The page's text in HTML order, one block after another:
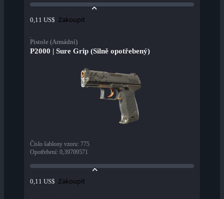
0,11 US$ Zakoupit
Pistole (Armádní)
P2000 | Sure Grip (Silně opotřebený)
Číslo šablony vzoru: 775
Opotřebení: 0,39709571
0,11 US$ Zakoupit